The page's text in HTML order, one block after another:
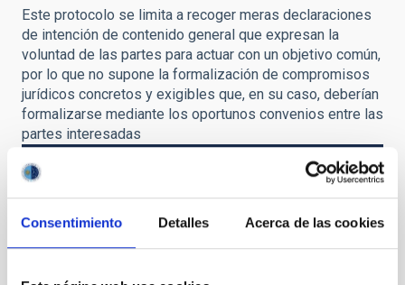
Consentimiento Detalles Acerca de las cookies
Este protocolo se limita a recoger meras declaraciones
de intención de contenido general que expresan la
voluntad de las partes para actuar con un objetivo común,
por lo que no supone la formalización de compromisos
jurídicos concretos y exigibles que, en su caso, deberían
formalizarse mediante los oportunos convenios entre las
partes interesadas
IN FORCE
GEOGRAPHIC SCOPE
NATIONAL